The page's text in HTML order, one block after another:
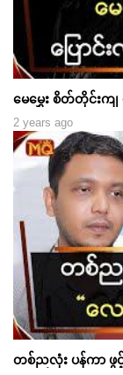
မေမွှေး စိတ်တိုင်းက
2 years ago
တစ်ညလုံး ပန်ကာ ဖွ